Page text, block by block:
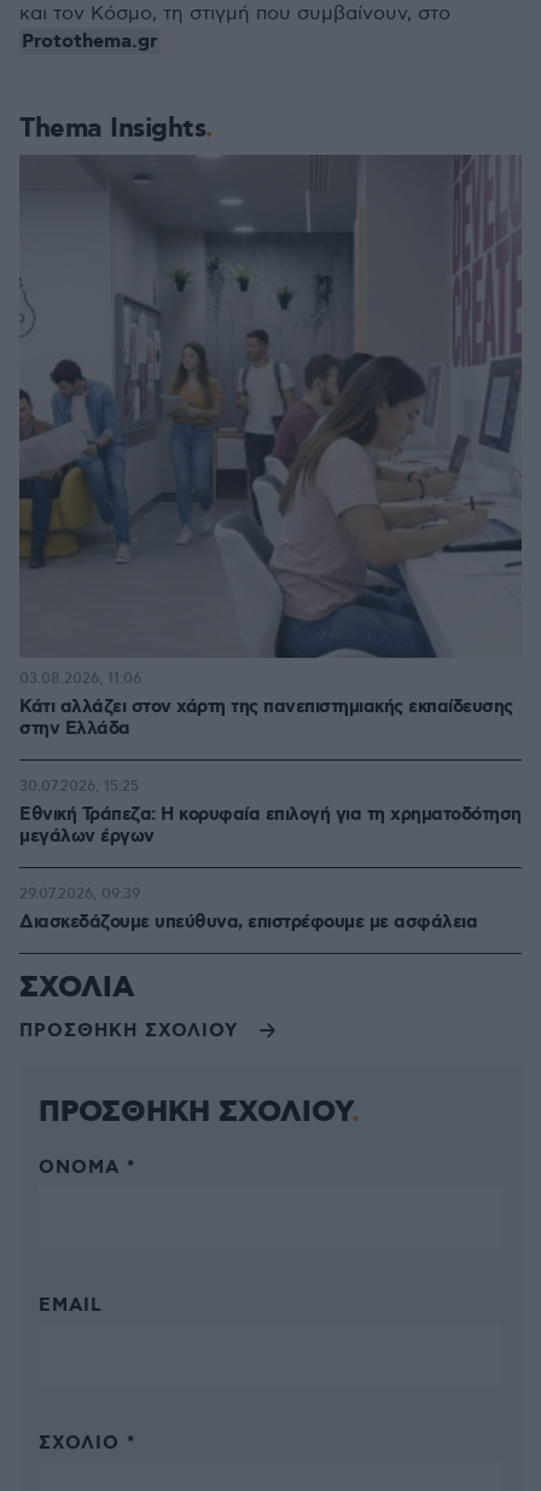
Thema Insights
Κάτι αλλάζει στον χάρτη της πανεπιστημιακής εκπαίδευσης
στην Ελλάδα
03.08.2026, 11:06
Εθνική Τράπεζα: Η κορυφαία επιλογή για τη χρηματοδότηση
μεγάλων έργων
30.07.2026, 15:25
Διασκεδάζουμε υπεύθυνα, επιστρέφουμε με ασφάλεια
29.07.2026, 09:39
και τον Κόσμο, τη στιγμή που συμβαίνουν, στο
Protothema.gr
ΣΧΟΛΙΑ
ΠΡΟΣΘΗΚΗ ΣΧΟΛΙΟΥ
ΠΡΟΣΘΗΚΗ ΣΧΟΛΙΟΥ
ΌΝΟΜΑ *
EMAIL
ΣΧΌΛΙΟ *